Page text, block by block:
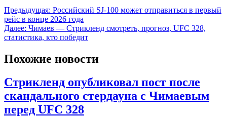
Предыдущая: Российский SJ-100 может отправиться в первый
рейс в конце 2026 года
Далее: Чимаев — Стрикленд смотреть, прогноз, UFC 328,
статистика, кто победит
Похожие новости
Стрикленд опубликовал пост после
скандального стердауна с Чимаевым
перед UFC 328